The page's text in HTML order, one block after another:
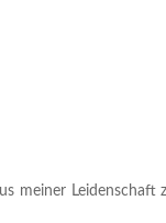
meiner